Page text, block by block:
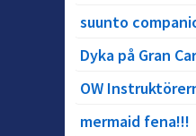
suunto
Dyka på Gran
OW
mermaid fena!!!